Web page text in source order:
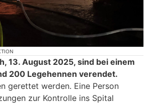
13. August 2025, sind bei einem
200 Legehennen verendet.
gerettet werden. Eine Person
zur Kontrolle ins Spital